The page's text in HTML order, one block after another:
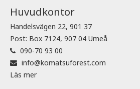
Huvudkontor
Handelsvägen 22, 901 37
Post: Box 7124, 907 04 Umeå
090-70 93 00
info@komatsuforest.com
Läs mer